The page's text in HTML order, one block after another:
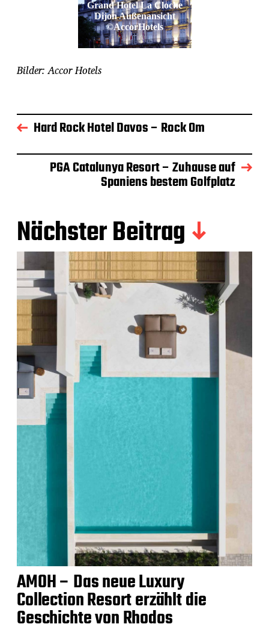
Grand Hotel La Cloche
Dijon Außenansicht
©AccorHotels
Bilder: Accor Hotels
Hard Rock Hotel Davos – Rock Om
PGA Catalunya Resort – Zuhause auf
Spaniens bestem Golfplatz
Nächster Beitrag
AMOH – Das neue Luxury
Collection Resort erzählt die
Geschichte von Rhodos